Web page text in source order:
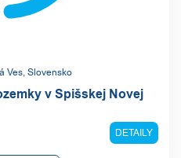
Ves, Slovensko
v Spišskej Novej
DETAILY